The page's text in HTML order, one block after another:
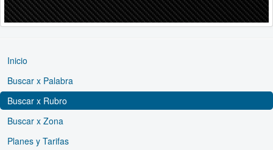
Inicio
Buscar x Palabra
Buscar x Rubro
Buscar x Zona
Planes y Tarifas